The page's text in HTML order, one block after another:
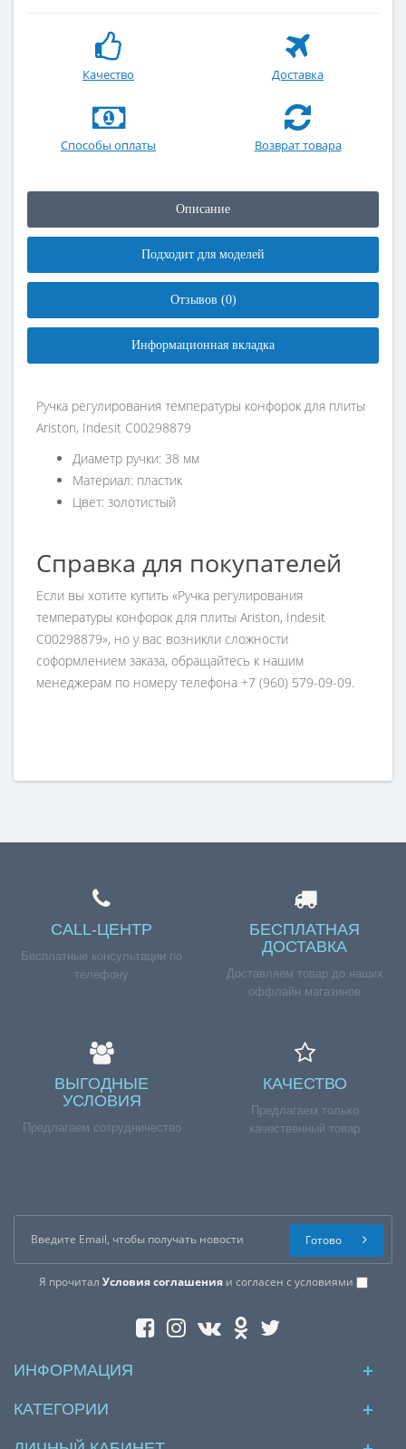
Качество Доставка
Способы оплаты Возврат товара
Описание
Подходит для моделей
Отзывов (0)
Информационная вкладка
Ручка регулирования температуры конфорок для плиты
Ariston, Indesit C00298879
Диаметр ручки: 38 мм
Материал: пластик
Цвет: золотистый
Справка для покупателей
Если вы хотите купить «Ручка регулирования
температуры конфорок для плиты Ariston, Indesit
C00298879», но у вас возникли сложности
соформлением заказа, обращайтесь к нашим
менеджерам по номеру телефона +7 (960) 579-09-09.
CALL-ЦЕНТР
Бесплатные консультации по
телефону
БЕСПЛАТНАЯ
ДОСТАВКА
Доставляем товар до наших
оффлайн магазинов
ВЫГОДНЫЕ
УСЛОВИЯ
Предлагаем сотрудничество
КАЧЕСТВО
Предлагаем только
качественный товар
Я прочитал Условия соглашенияи согласен с условиями
Готово
ИНФОРМАЦИЯ
КАТЕГОРИИ